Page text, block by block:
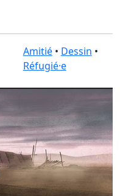
Amitié• Dessin •
Réfugié·e